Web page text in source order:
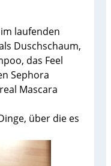
laufenden
Duschschaum,
das Feel
Sephora
Mascara
über die es